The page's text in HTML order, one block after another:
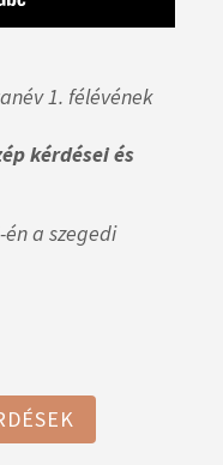
1. félévének
kérdései és
a szegedi